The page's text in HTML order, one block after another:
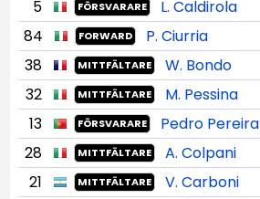
5
FÖRSVARARE
L. Caldirola
84
FORWARD P. Ciurria
38 MITTFÄLTARE W. Bondo
32 MITTFÄLTARE M. Pessina
13 FÖRSVARARE Pedro Pereira
28 MITTFÄLTARE A. Colpani
21 MITTFÄLTARE
V. Carboni